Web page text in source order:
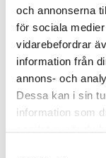
och annonserna
för sociala
vidarebefordrar
information från
annons- och
Dessa kan i sin
information som
Andra